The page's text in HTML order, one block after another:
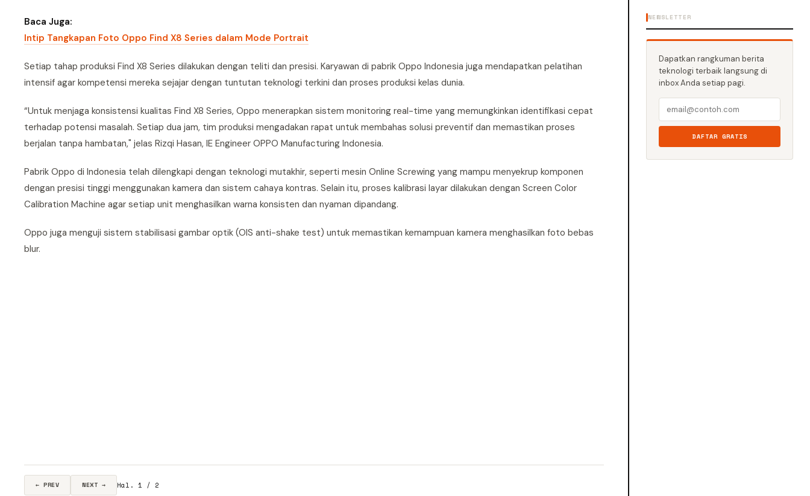
Baca Juga:
Intip Tangkapan Foto Oppo Find X8 Series dalam Mode Portrait
Setiap tahap produksi Find X8 Series dilakukan dengan teliti dan presisi. Karyawan di pabrik Oppo Indonesia juga mendapatkan pelatihan
intensif agar kompetensi mereka sejajar dengan tuntutan teknologi terkini dan proses produksi kelas dunia.
“Untuk menjaga konsistensi kualitas Find X8 Series, Oppo menerapkan sistem monitoring real-time yang memungkinkan identifikasi cepat
terhadap potensi masalah. Setiap dua jam, tim produksi mengadakan rapat untuk membahas solusi preventif dan memastikan proses
berjalan tanpa hambatan," jelas Rizqi Hasan, IE Engineer OPPO Manufacturing Indonesia.
Pabrik Oppo di Indonesia telah dilengkapi dengan teknologi mutakhir, seperti mesin Online Screwing yang mampu menyekrup komponen
dengan presisi tinggi menggunakan kamera dan sistem cahaya kontras. Selain itu, proses kalibrasi layar dilakukan dengan Screen Color
Calibration Machine agar setiap unit menghasilkan warna konsisten dan nyaman dipandang.
Oppo juga menguji sistem stabilisasi gambar optik (OIS anti-shake test) untuk memastikan kemampuan kamera menghasilkan foto bebas
blur.
← PREV NEXT → Hal. 1 / 2
NEWSLETTER
Dapatkan rangkuman berita
teknologi terbaik langsung di
inbox Anda setiap pagi.
DAFTAR GRATIS